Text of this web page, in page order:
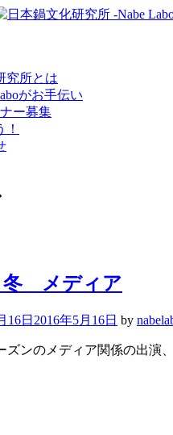
究所とは
がお手伝い
ー募集
冬 メディア
16日 2016年5月16日 by
ンのメディア関係の出演